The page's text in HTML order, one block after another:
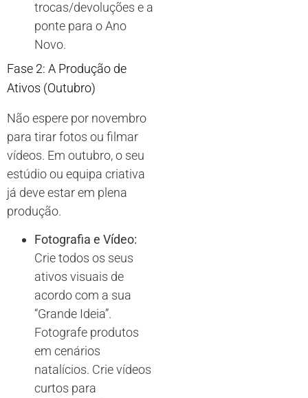
trocas/devoluções e a
ponte para o Ano
Novo.
Fase 2: A Produção de
Ativos (Outubro)
Não espere por novembro
para tirar fotos ou filmar
vídeos. Em outubro, o seu
estúdio ou equipa criativa
já deve estar em plena
produção.
Fotografia e Vídeo:
Crie todos os seus
ativos visuais de
acordo com a sua
“Grande Ideia”.
Fotografe produtos
em cenários
natalícios. Crie vídeos
curtos para